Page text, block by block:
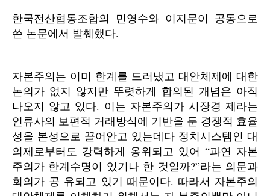
한국전산협동조합의 민영수와 이지문이 공동으로
쓴 논문에서 발췌했다.
자본주의는 이미 한계를 드러냈고 대안체제에 대한
논의가 없지 않지만 뚜렷하게 합의된 개념은 아직
나오지 않고 있다. 이는 자본주의가 시장경 제라는
인류사의 보편적 거래방식에 기반을 둔 경쟁적 효율
성을 본성으로 끌어안고 있는데다 정치시스템인 대
의제로부터도 강력하게 옹위되고 있어 “과연 자본
주의가 한계수명이 있기나 한 것일까?”라는 의문과
회의가 공 유되고 있기 때문이다. 따라서 자본주의